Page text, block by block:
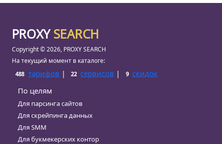
PROXYSEARCH
Copyright © 2026, PROXY SEARCH
На текущий момент в каталоге:
488 тарифов | 22 сервисов | 9 скидок
По целям
Для парсинга сайтов
Для скрейпинга данных
Для SMM
Для букмекерских контор